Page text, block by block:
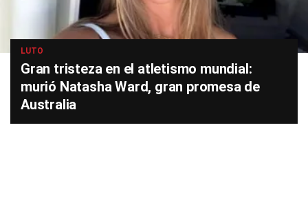
LUTO
Gran tristeza en el atletismo mundial:
murió Natasha Ward, gran promesa de
Australia